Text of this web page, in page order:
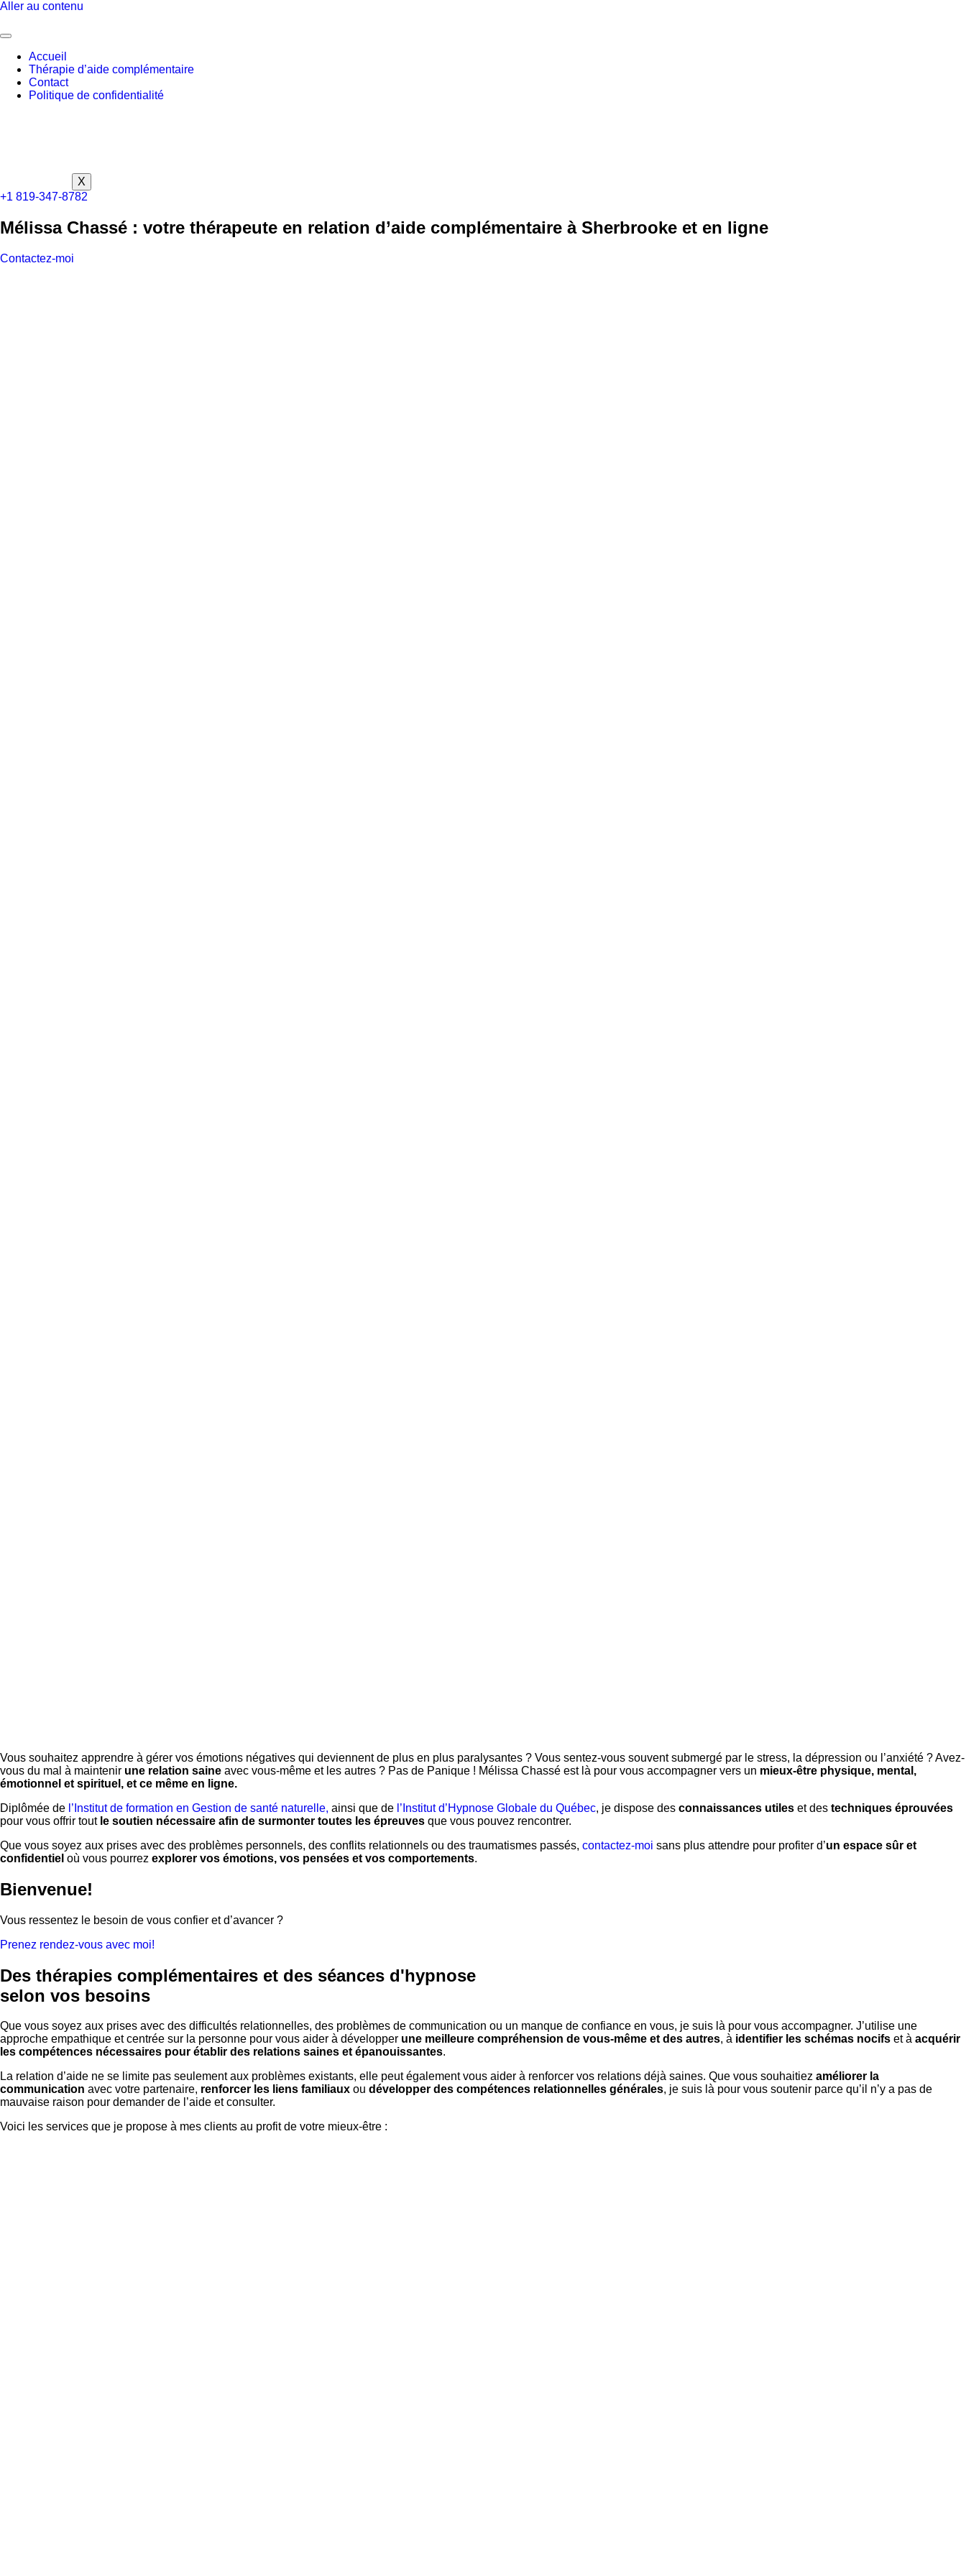
Aller au contenu
Accueil
Thérapie d’aide complémentaire
Contact
Politique de confidentialité
X
+1 819-347-8782
Mélissa Chassé : votre thérapeute en relation d’aide complémentaire à Sherbrooke et en ligne
Contactez-moi
Vous souhaitez apprendre à gérer vos émotions négatives qui deviennent de plus en plus paralysantes ? Vous sentez-vous souvent submergé par le stress, la dépression ou l’anxiété ? Avez-
vous du mal à maintenir une relation saine avec vous-même et les autres ? Pas de Panique ! Mélissa Chassé est là pour vous accompagner vers un mieux-être physique, mental,
émotionnel et spirituel, et ce même en ligne.
Diplômée de l’Institut de formation en Gestion de santé naturelle, ainsi que de l’Institut d’Hypnose Globale du Québec, je dispose des connaissances utiles et des techniques éprouvées
pour vous offrir tout le soutien nécessaire afin de surmonter toutes les épreuves que vous pouvez rencontrer.
Que vous soyez aux prises avec des problèmes personnels, des conflits relationnels ou des traumatismes passés, contactez-moi sans plus attendre pour profiter d’un espace sûr et
confidentiel où vous pourrez explorer vos émotions, vos pensées et vos comportements.
Bienvenue!
Vous ressentez le besoin de vous confier et d’avancer ?
Prenez rendez-vous avec moi!
Des thérapies complémentaires et des séances d'hypnose
selon vos besoins
Que vous soyez aux prises avec des difficultés relationnelles, des problèmes de communication ou un manque de confiance en vous, je suis là pour vous accompagner. J’utilise une
approche empathique et centrée sur la personne pour vous aider à développer une meilleure compréhension de vous-même et des autres, à identifier les schémas nocifs et à acquérir
les compétences nécessaires pour établir des relations saines et épanouissantes.
La relation d’aide ne se limite pas seulement aux problèmes existants, elle peut également vous aider à renforcer vos relations déjà saines. Que vous souhaitiez améliorer la
communication avec votre partenaire, renforcer les liens familiaux ou développer des compétences relationnelles générales, je suis là pour vous soutenir parce qu’il n’y a pas de
mauvaise raison pour demander de l’aide et consulter.
Voici les services que je propose à mes clients au profit de votre mieux-être :